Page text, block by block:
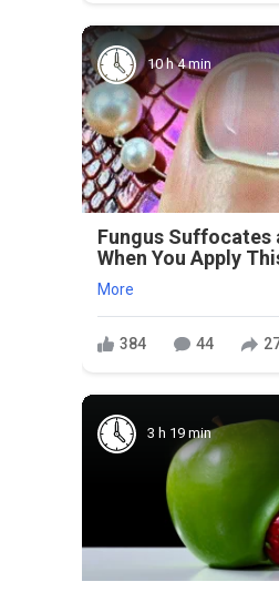
10 h 4 min
Fungus Suffocates
When You Apply
More
384 44
3 h 19 min